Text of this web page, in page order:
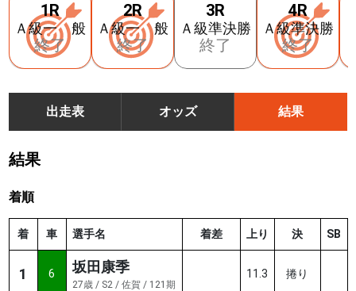
1R
Ａ級一 般
終了
2R
Ａ級一 般
終了
3R
Ａ級準決勝
終了
4R
Ａ級準決勝
終了
出走表 オッズ 結果
結果
着順
着 車 選手名 着差 上り 決 SB
1 6 坂田康季
27歳 / S2 / 佐賀 / 121期
11.3 捲り